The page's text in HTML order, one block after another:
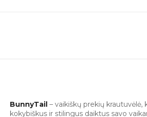
BunnyTail – vaikiškų prekių krautuvėlė,
kokybiškus ir stilingus daiktus savo